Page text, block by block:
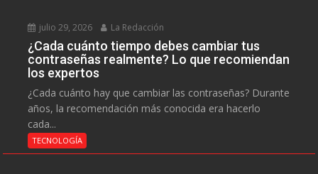
julio 29, 2026 La Redacción
¿Cada cuánto tiempo debes cambiar tus
contraseñas realmente? Lo que recomiendan
los expertos
¿Cada cuánto hay que cambiar las contraseñas? Durante
años, la recomendación más conocida era hacerlo
cada...
TECNOLOGÍA